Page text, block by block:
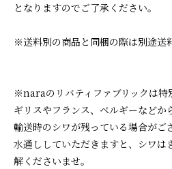
となりますのでご了承ください。
※送料別の商品と同梱の際は別途送
※naraのリバティファブリックは特
ギリスやフランス、ベルギーなどか
輸送時のシワが残っている場合がご
水通ししていただきますと、シワは
解くださいませ。